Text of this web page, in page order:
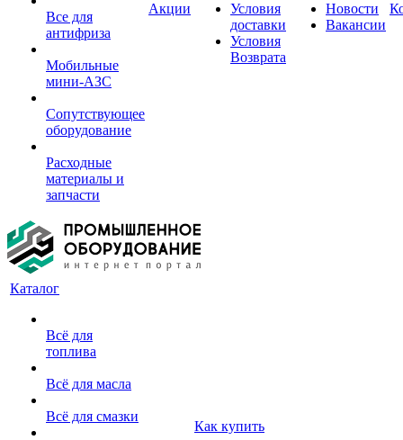
Все для
антифриза
Мобильные
мини-АЗС
Сопутствующее
оборудование
Расходные
материалы и
запчасти
Акции
Условия
доставки
Условия
Возврата
Новости
Вакансии
Каталог
Всё для
топлива
Всё для масла
Всё для смазки
Как купить